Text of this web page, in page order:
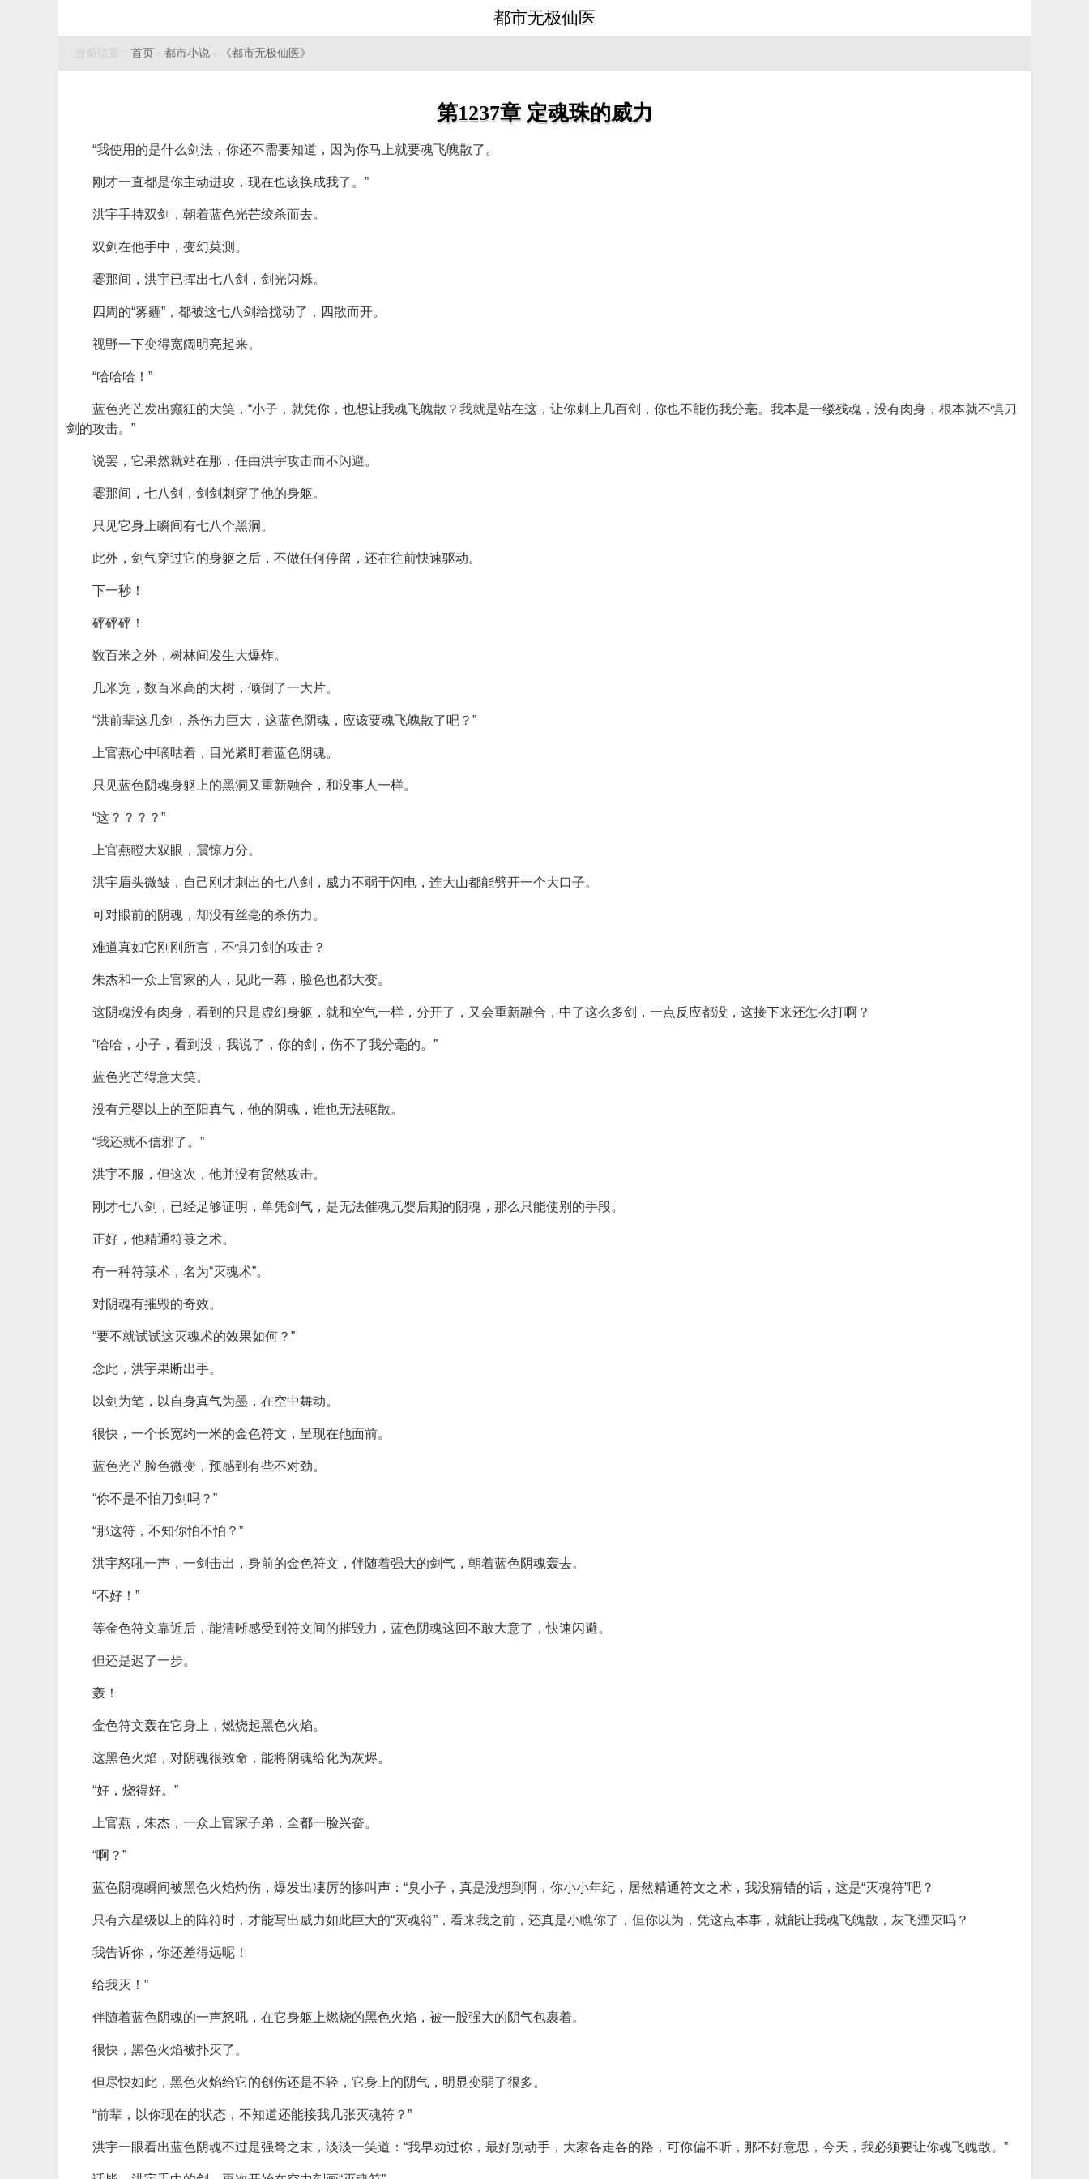
都市无极仙医
当前位置： 首页 › 都市小说 › 《都市无极仙医》
第1237章 定魂珠的威力
“我使用的是什么剑法，你还不需要知道，因为你马上就要魂飞魄散了。
刚才一直都是你主动进攻，现在也该换成我了。”
洪宇手持双剑，朝着蓝色光芒绞杀而去。
双剑在他手中，变幻莫测。
霎那间，洪宇已挥出七八剑，剑光闪烁。
四周的“雾霾”，都被这七八剑给搅动了，四散而开。
视野一下变得宽阔明亮起来。
“哈哈哈！”
蓝色光芒发出癫狂的大笑，“小子，就凭你，也想让我魂飞魄散？我就是站在这，让你刺上几百剑，你也不能伤我分毫。我本是一缕残魂，没有肉身，根本就不惧刀
剑的攻击。”
说罢，它果然就站在那，任由洪宇攻击而不闪避。
霎那间，七八剑，剑剑刺穿了他的身躯。
只见它身上瞬间有七八个黑洞。
此外，剑气穿过它的身躯之后，不做任何停留，还在往前快速驱动。
下一秒！
砰砰砰！
数百米之外，树林间发生大爆炸。
几米宽，数百米高的大树，倾倒了一大片。
“洪前辈这几剑，杀伤力巨大，这蓝色阴魂，应该要魂飞魄散了吧？”
上官燕心中嘀咕着，目光紧盯着蓝色阴魂。
只见蓝色阴魂身躯上的黑洞又重新融合，和没事人一样。
“这？？？？”
上官燕瞪大双眼，震惊万分。
洪宇眉头微皱，自己刚才刺出的七八剑，威力不弱于闪电，连大山都能劈开一个大口子。
可对眼前的阴魂，却没有丝毫的杀伤力。
难道真如它刚刚所言，不惧刀剑的攻击？
朱杰和一众上官家的人，见此一幕，脸色也都大变。
这阴魂没有肉身，看到的只是虚幻身躯，就和空气一样，分开了，又会重新融合，中了这么多剑，一点反应都没，这接下来还怎么打啊？
“哈哈，小子，看到没，我说了，你的剑，伤不了我分毫的。”
蓝色光芒得意大笑。
没有元婴以上的至阳真气，他的阴魂，谁也无法驱散。
“我还就不信邪了。”
洪宇不服，但这次，他并没有贸然攻击。
刚才七八剑，已经足够证明，单凭剑气，是无法催魂元婴后期的阴魂，那么只能使别的手段。
正好，他精通符箓之术。
有一种符箓术，名为“灭魂术”。
对阴魂有摧毁的奇效。
“要不就试试这灭魂术的效果如何？”
念此，洪宇果断出手。
以剑为笔，以自身真气为墨，在空中舞动。
很快，一个长宽约一米的金色符文，呈现在他面前。
蓝色光芒脸色微变，预感到有些不对劲。
“你不是不怕刀剑吗？”
“那这符，不知你怕不怕？”
洪宇怒吼一声，一剑击出，身前的金色符文，伴随着强大的剑气，朝着蓝色阴魂轰去。
“不好！”
等金色符文靠近后，能清晰感受到符文间的摧毁力，蓝色阴魂这回不敢大意了，快速闪避。
但还是迟了一步。
轰！
金色符文轰在它身上，燃烧起黑色火焰。
这黑色火焰，对阴魂很致命，能将阴魂给化为灰烬。
“好，烧得好。”
上官燕，朱杰，一众上官家子弟，全都一脸兴奋。
“啊？”
蓝色阴魂瞬间被黑色火焰灼伤，爆发出凄厉的惨叫声：“臭小子，真是没想到啊，你小小年纪，居然精通符文之术，我没猜错的话，这是“灭魂符”吧？
只有六星级以上的阵符时，才能写出威力如此巨大的“灭魂符”，看来我之前，还真是小瞧你了，但你以为，凭这点本事，就能让我魂飞魄散，灰飞湮灭吗？
我告诉你，你还差得远呢！
给我灭！”
伴随着蓝色阴魂的一声怒吼，在它身躯上燃烧的黑色火焰，被一股强大的阴气包裹着。
很快，黑色火焰被扑灭了。
但尽快如此，黑色火焰给它的创伤还是不轻，它身上的阴气，明显变弱了很多。
“前辈，以你现在的状态，不知道还能接我几张灭魂符？”
洪宇一眼看出蓝色阴魂不过是强弩之末，淡淡一笑道：“我早劝过你，最好别动手，大家各走各的路，可你偏不听，那不好意思，今天，我必须要让你魂飞魄散。”